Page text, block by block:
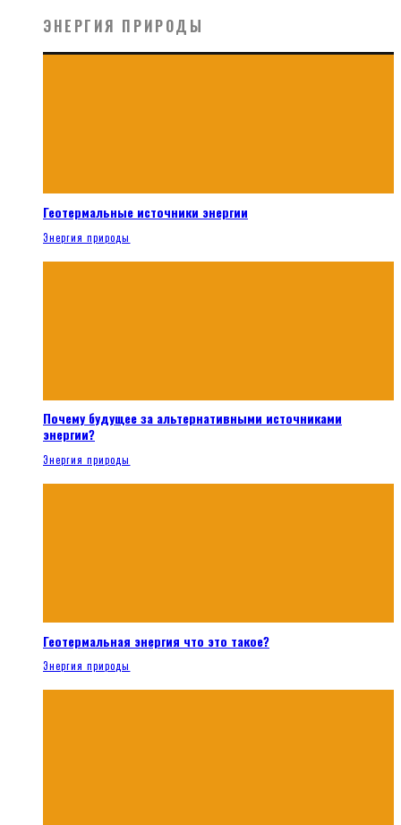
ЭНЕРГИЯ ПРИРОДЫ
Геотермальные источники энергии
Энергия природы
Почему будущее за альтернативными источниками
энергии?
Энергия природы
Геотермальная энергия что это такое?
Энергия природы